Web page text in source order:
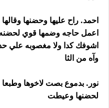
احمد. راح عليها وحضنها
اعمل حاجه وضمها قوي لحضنه
اشوفك كدا ولا مغصوبه علي
وآه من الثا
نور. بدموع بصت لاخوها
لحضنها وعيطت